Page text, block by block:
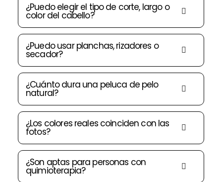
¿Puedo elegir el tipo de corte, largo o
color del cabello?
¿Puedo usar planchas, rizadores o
secador?
¿Cuánto dura una peluca de pelo
natural?
¿Los colores reales coinciden con las
fotos?
¿Son aptas para personas con
quimioterapia?